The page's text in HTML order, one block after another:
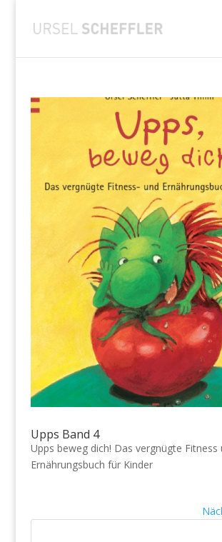
Upps Band 4
Upps beweg dich! Das vergnügte Fitness
Ernährungsbuch für Kinder